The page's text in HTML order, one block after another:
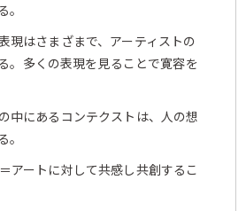
現はさまざまで、アーティストの
。多くの表現を見ることで寛容を
中にあるコンテクストは、人の想
アートに対して共感し共創するこ